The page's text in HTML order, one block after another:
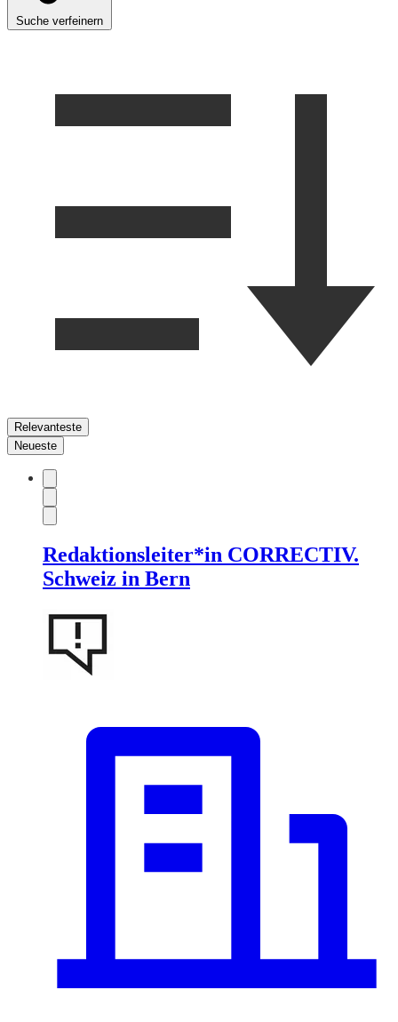
Suche verfeinern
Relevanteste
Neueste
Redaktionsleiter*in CORRECTIV.
Schweiz in Bern